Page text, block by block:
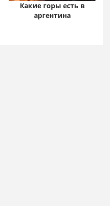
Какие горы есть в
аргентина